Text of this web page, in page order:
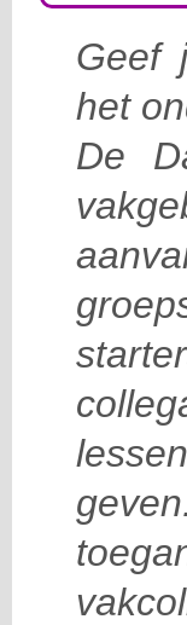
Geef
het
De